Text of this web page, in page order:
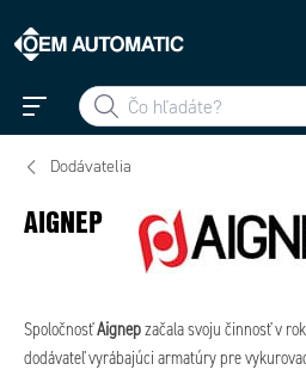
Dodávatelia
AIGNEP
SpoločnosťAignepzačala svoju činnosť v
dodávateľ vyrábajúci armatúry pre